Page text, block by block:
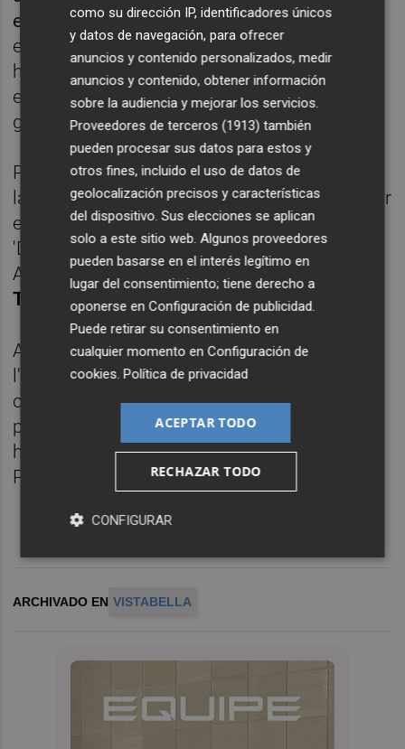
en
Vistabella del Maestrat. Una peça
etnogràfica que també destaca el patrimoni
humà de la comarca, amb èxit d'assistència
en una sala de projeccions plena de gom a
gom.
Pel que fa al dimecres, més literatura va ser
la protagonista: la Biblioteca municipal va ser
el lloc triat per a la presentació dels llibres
'Don Quijote en Castelló' i 'Un regal per a
Alexandra', amb la participació de l'autora
Teresa Salvador Peris.
A la vesprada, el pati de l'escola va acollir
l'espectacle de circ i màgia 'Oniricus' de la
companyia
La Troupe Malabó, amb una
participació massiva. Actes culturals que
han funcionat com a prèvia a les Festes
Patronals que inicien avui.
ARCHIVADO EN VISTABELLA
como su dirección IP, identificadores únicos
y datos de navegación, para ofrecer
anuncios y contenido personalizados, medir
anuncios y contenido, obtener información
sobre la audiencia y mejorar los servicios.
Proveedores de terceros (1913) también
pueden procesar sus datos para estos y
otros fines, incluido el uso de datos de
geolocalización precisos y características
del dispositivo. Sus elecciones se aplican
solo a este sitio web. Algunos proveedores
pueden basarse en el interés legítimo en
lugar del consentimiento; tiene derecho a
oponerse enConfiguración de publicidad.
Puede retirar su consentimiento en
cualquier momento enConfiguración de
cookies.Política de privacidad
ACEPTAR TODO
RECHAZAR TODO
CONFIGURAR